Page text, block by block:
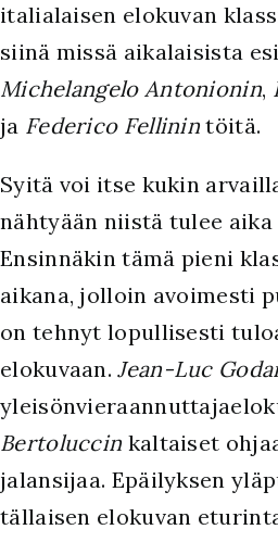
italialaisen elokuvan
siinä missä aikalaisista
Michelangelo Antonionin,
ja Federico Fellinin töitä.
Syitä voi itse kukin
nähtyään niistä tulee aika
Ensinnäkin tämä pieni
aikana, jolloin avoimesti
on tehnyt lopullisesti
elokuvaan.Jean-Luc
Bertoluccin kaltaiset
jalansijaa. Epäilyksen
tällaisen elokuvan